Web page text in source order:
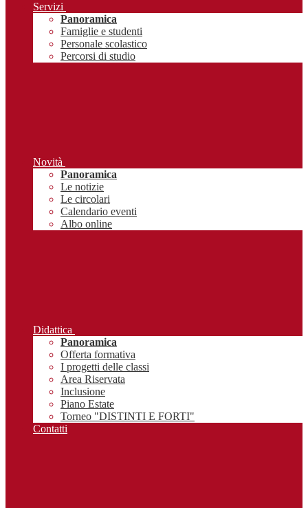
Servizi
Panoramica
Famiglie e studenti
Personale scolastico
Percorsi di studio
Novità
Panoramica
Le notizie
Le circolari
Calendario eventi
Albo online
Didattica
Panoramica
Offerta formativa
I progetti delle classi
Area Riservata
Inclusione
Piano Estate
Torneo "DISTINTI E FORTI"
Contatti